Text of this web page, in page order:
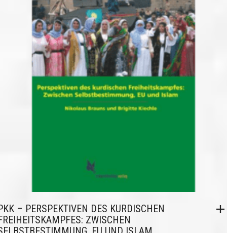
– PERSPEKTIVEN DES KURDISCHEN
ZWISCHEN